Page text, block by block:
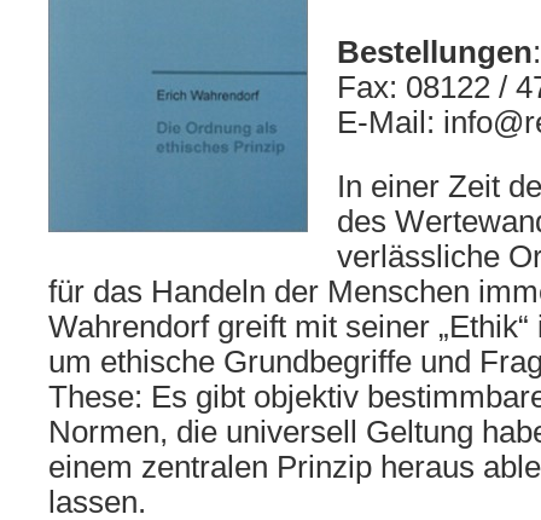
Bestellungen:
Fax: 08122 /
E-Mail:
In einer Zeit
des
verlässliche
für das Handeln der Menschen
Wahrendorf greift mit seiner
um ethische Grundbegriffe und
These: Es gibt objektiv
Normen, die universell Geltung
einem zentralen Prinzip heraus
lassen.